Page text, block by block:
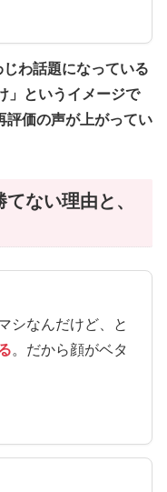
わ話題になっている
」というイメージで
評価の声が上がってい
ない理由と、
シなんだけど、と
。だから顔がベタ